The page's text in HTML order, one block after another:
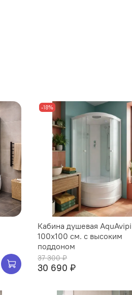
-18%
Кабина душевая AquAvipi
100х100 см. с высоким
поддоном
37 300 ₽
30 690 ₽